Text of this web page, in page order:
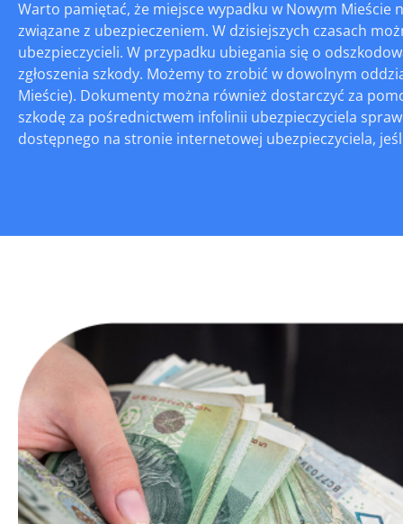
Warto pamiętać, że miejsce wypadku w Nowym
związane z ubezpieczeniem. W dzisiejszych czasach
ubezpieczycieli. W przypadku ubiegania się o
zgłoszenia szkody. Możemy to zrobić w dowolnym
Mieście). Dokumenty można również dostarczyć za
szkodę za pośrednictwem infolinii ubezpieczyciela
dostępnego na stronie internetowej ubezpieczyciela,